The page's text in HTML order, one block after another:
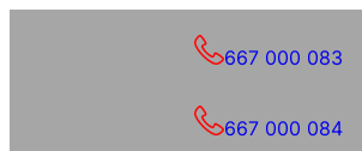
667 000 083
667 000 084